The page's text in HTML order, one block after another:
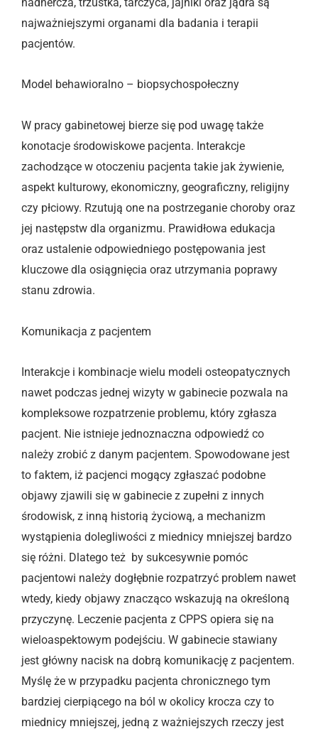
najważniejszymi organami dla badania i terapii
pacjentów.
Model behawioralno – biopsychospołeczny
W pracy gabinetowej bierze się pod uwagę także
konotacje środowiskowe pacjenta. Interakcje
zachodzące w otoczeniu pacjenta takie jak żywienie,
aspekt kulturowy, ekonomiczny, geograficzny, religijny
czy płciowy. Rzutują one na postrzeganie choroby oraz
jej następstw dla organizmu. Prawidłowa edukacja
oraz ustalenie odpowiedniego postępowania jest
kluczowe dla osiągnięcia oraz utrzymania poprawy
stanu zdrowia.
Komunikacja z pacjentem
Interakcje i kombinacje wielu modeli osteopatycznych
nawet podczas jednej wizyty w gabinecie pozwala na
kompleksowe rozpatrzenie problemu, który zgłasza
pacjent. Nie istnieje jednoznaczna odpowiedź co
należy zrobić z danym pacjentem. Spowodowane jest
to faktem, iż pacjenci mogący zgłaszać podobne
objawy zjawili się w gabinecie z zupełni z innych
środowisk, z inną historią życiową, a mechanizm
wystąpienia dolegliwości z miednicy mniejszej bardzo
się różni. Dlatego też by sukcesywnie pomóc
pacjentowi należy dogłębnie rozpatrzyć problem nawet
wtedy, kiedy objawy znacząco wskazują na określoną
przyczynę. Leczenie pacjenta z CPPS opiera się na
wieloaspektowym podejściu. W gabinecie stawiany
jest główny nacisk na dobrą komunikację z pacjentem.
Myślę że w przypadku pacjenta chronicznego tym
bardziej cierpiącego na ból w okolicy krocza czy to
miednicy mniejszej, jedną z ważniejszych rzeczy jest